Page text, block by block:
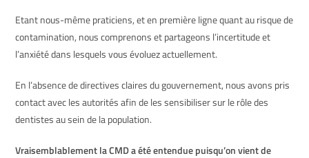
Etant nous-même praticiens, et en première ligne quant au risque de
contamination, nous comprenons et partageons l’incertitude et
l’anxiété dans lesquels vous évoluez actuellement.
En l’absence de directives claires du gouvernement, nous avons pris
contact avec les autorités afin de les sensibiliser sur le rôle des
dentistes au sein de la population.
Vraisemblablement la CMD a été entendue puisqu’on vient de